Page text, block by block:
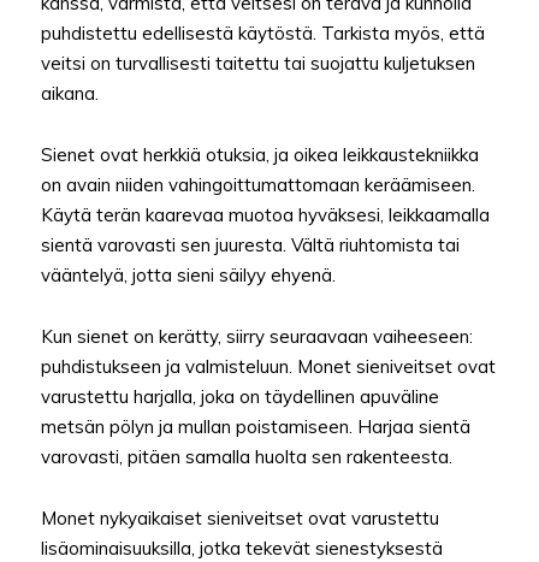
puhdistettu edellisestä käytöstä. Tarkista myös, että
veitsi on turvallisesti taitettu tai suojattu kuljetuksen
aikana.
Sienet ovat herkkiä otuksia, ja oikea leikkaustekniikka
on avain niiden vahingoittumattomaan keräämiseen.
Käytä terän kaarevaa muotoa hyväksesi, leikkaamalla
sientä varovasti sen juuresta. Vältä riuhtomista tai
vääntelyä, jotta sieni säilyy ehyenä.
Kun sienet on kerätty, siirry seuraavaan vaiheeseen:
puhdistukseen ja valmisteluun. Monet sieniveitset ovat
varustettu harjalla, joka on täydellinen apuväline
metsän pölyn ja mullan poistamiseen. Harjaa sientä
varovasti, pitäen samalla huolta sen rakenteesta.
Monet nykyaikaiset sieniveitset ovat varustettu
lisäominaisuuksilla, jotka tekevät sienestyksestä